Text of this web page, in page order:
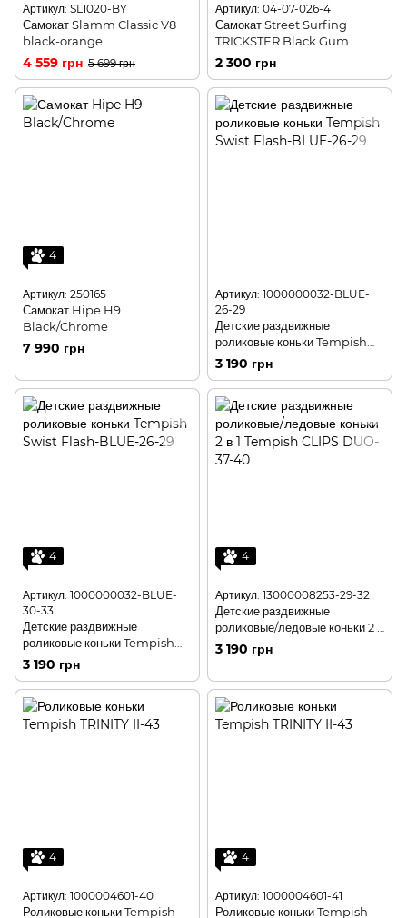
Артикул: SL1020-BY
Самокат Slamm Classic V8
black-orange
4 559 грн 5 699 грн
Артикул: 04-07-026-4
Самокат Street Surfing
TRICKSTER Black Gum
2 300 грн
4
Артикул: 250165
Самокат Hipe H9
Black/Chrome
7 990 грн
Артикул: 1000000032-BLUE-
26-29
Детские раздвижные
роликовые коньки Tempish
Swist Flash-BLUE-26-29
(светящиеся колеса)
3 190 грн
4
Артикул: 1000000032-BLUE-
30-33
Детские раздвижные
роликовые коньки Tempish
Swist Flash-BLUE-30-33
(светящиеся колеса)
3 190 грн
4
Артикул: 13000008253-29-32
Детские раздвижные
роликовые/ледовые коньки 2 в
1 Tempish CLIPS DUO-29-32
3 190 грн
4
Артикул: 1000004601-40
Роликовые коньки Tempish
4
Артикул: 1000004601-41
Роликовые коньки Tempish